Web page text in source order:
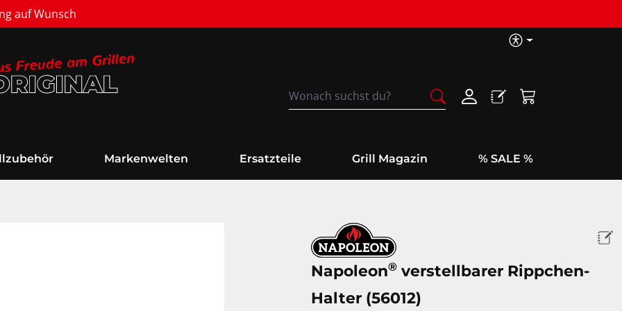
Warenkorb
Markenwelten Ersatzteile Grill Magazin % SALE %
Napoleon® verstellbarer Rippchen-
Halter (56012)